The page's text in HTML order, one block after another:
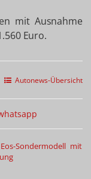
mit Ausnahme
Euro.
Autonews-Übersicht
Sondermodell mit